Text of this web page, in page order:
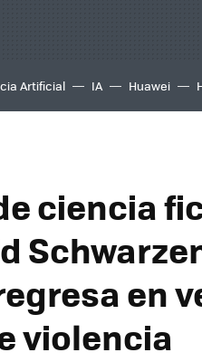
Artificial IA Huawei
ciencia
en
violencia